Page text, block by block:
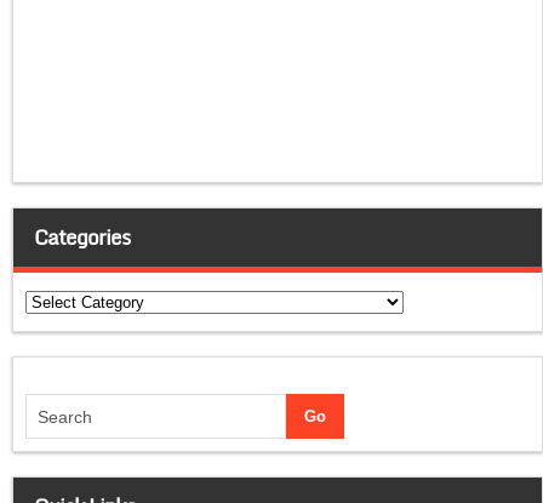
Categories
Categories